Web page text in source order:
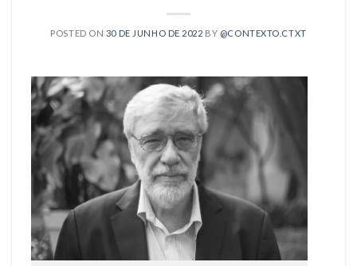
POSTED ON 30 DE JUNHO DE 2022 BY @CONTEXTO.CTXT